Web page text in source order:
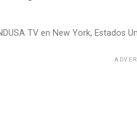
TV en New York, Estados